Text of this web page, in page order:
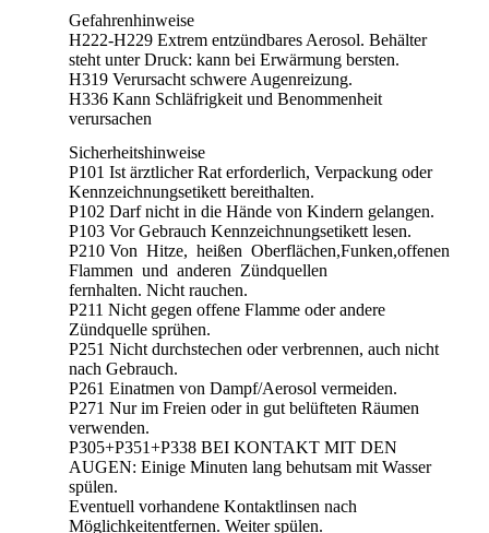
Gefahrenhinweise
H222-H229 Extrem entzündbares Aerosol. Behälter
steht unter Druck: kann bei Erwärmung bersten.
H319 Verursacht schwere Augenreizung.
H336 Kann Schläfrigkeit und Benommenheit
verursachen
Sicherheitshinweise
P101 Ist ärztlicher Rat erforderlich, Verpackung oder
Kennzeichnungsetikett bereithalten.
P102 Darf nicht in die Hände von Kindern gelangen.
P103 Vor Gebrauch Kennzeichnungsetikett lesen.
P210 Von Hitze, heißen Oberflächen,Funken,offenen
Flammen und anderen Zündquellen
fernhalten. Nicht rauchen.
P211 Nicht gegen offene Flamme oder andere
Zündquelle sprühen.
P251 Nicht durchstechen oder verbrennen, auch nicht
nach Gebrauch.
P261 Einatmen von Dampf/Aerosol vermeiden.
P271 Nur im Freien oder in gut belüfteten Räumen
verwenden.
P305+P351+P338 BEI KONTAKT MIT DEN
AUGEN: Einige Minuten lang behutsam mit Wasser
spülen.
Eventuell vorhandene Kontaktlinsen nach
Möglichkeitentfernen. Weiter spülen.